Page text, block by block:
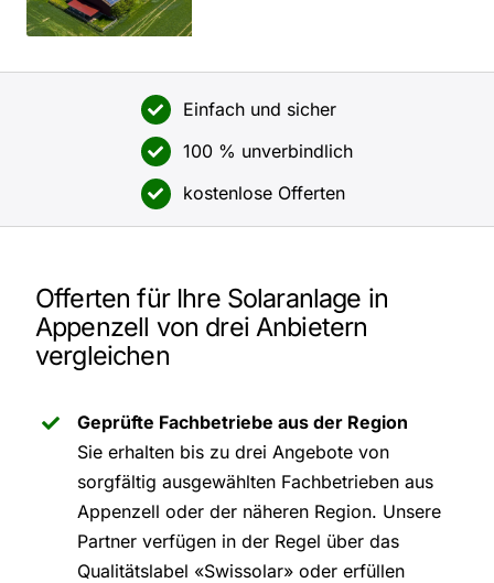
Einfach und sicher
100 % unverbindlich
kostenlose Offerten
Offerten für Ihre Solaranlage in
Appenzell von drei Anbietern
vergleichen
Geprüfte Fachbetriebe aus der Region
Sie erhalten bis zu drei Angebote von
sorgfältig ausgewählten Fachbetrieben aus
Appenzell oder der näheren Region. Unsere
Partner verfügen in der Regel über das
Qualitätslabel «Swissolar» oder erfüllen